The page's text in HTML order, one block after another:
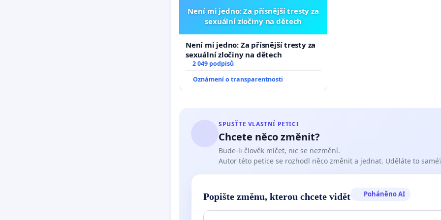
Není mi jedno: Za přísnější tresty za
sexuální zločiny na dětech
Není mi jedno: Za přísnější tresty za
sexuální zločiny na dětech
2 049 podpisů
Oznámení o transparentnosti
SPUSŤTE VLASTNÍ PETICI
Chcete něco změnit?
Bude-li člověk mlčet, nic se nezmění.
Autor této petice se rozhodl něco změnit a jednat. Uděláte to
Popište změnu, kterou chcete vidět Poháněno AI